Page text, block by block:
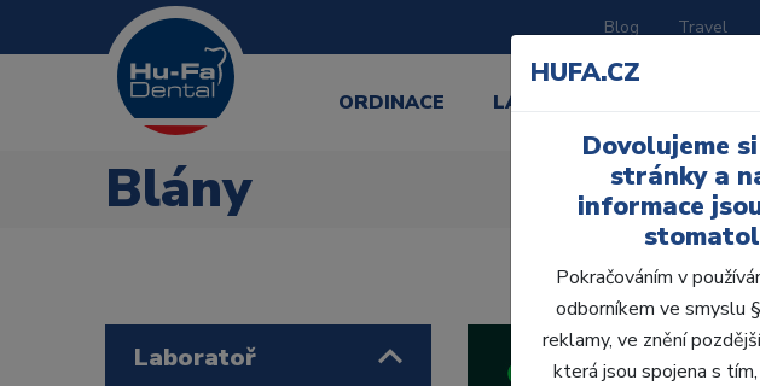
Blog Travel
ORDINACE LABORATOŘ
Blány
Laboratoř
HUFA.CZ
Dovolujeme
stránky a
informace
Pokračováním v
odborníkem ve smyslu
reklamy, ve znění
která jsou spojena s